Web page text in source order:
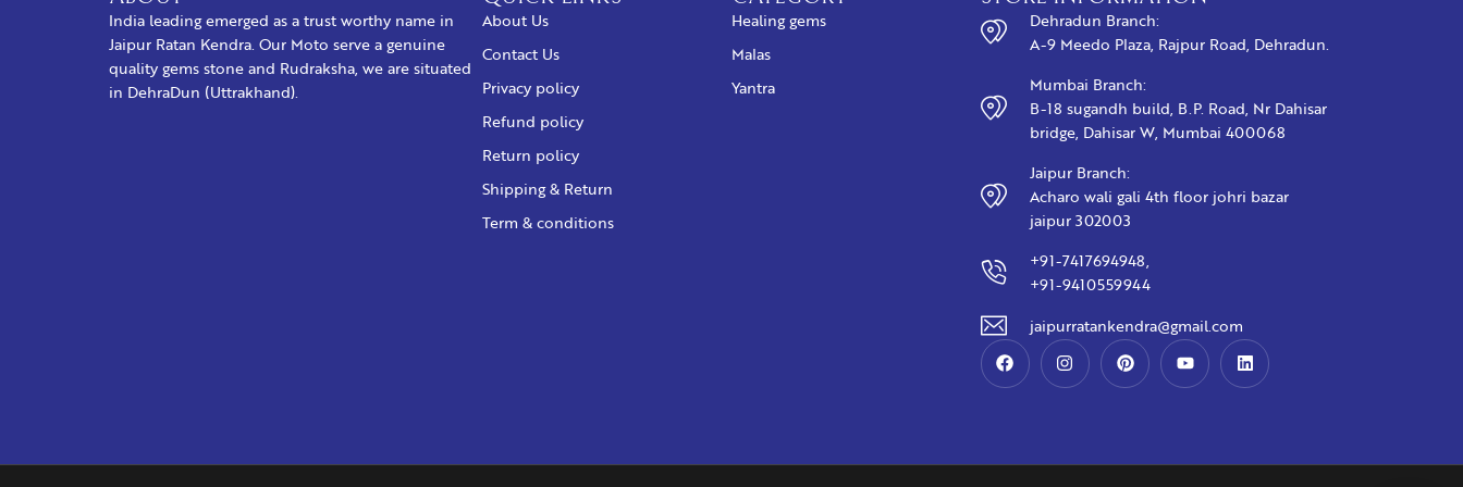
India leading emerged as a trust worthy name in
Jaipur Ratan Kendra. Our Moto serve a genuine
quality gems stone and Rudraksha, we are situated
in DehraDun (Uttrakhand).
About Us
Contact Us
Privacy policy
Refund policy
Return policy
Shipping & Return
Term & conditions
Healing gems
Malas
Yantra
Dehradun Branch:
A-9 Meedo Plaza, Rajpur Road, Dehradun.
Mumbai Branch:
B-18 sugandh build, B.P. Road, Nr Dahisar
bridge, Dahisar W, Mumbai 400068
Jaipur Branch:
Acharo wali gali 4th floor johri bazar
jaipur 302003
+91-7417694948,
+91-9410559944
jaipurratankendra@gmail.com